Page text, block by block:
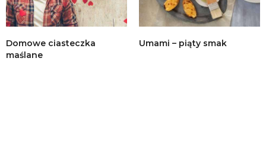
Domowe ciasteczka
maślane
Umami – piąty smak